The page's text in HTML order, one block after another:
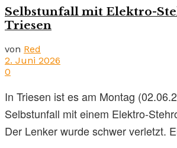
Selbstunfall mit Elektro-
Triesen
von Red
2. Juni 2026
0
In Triesen ist es am Montag
Selbstunfall mit einem Elektro-
Der Lenker wurde schwer verletzt.